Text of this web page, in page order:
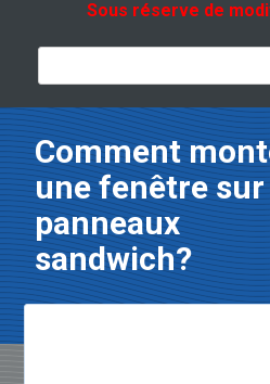
Sous réserve de
Comment
une fenêtre sur
panneaux
sandwich?